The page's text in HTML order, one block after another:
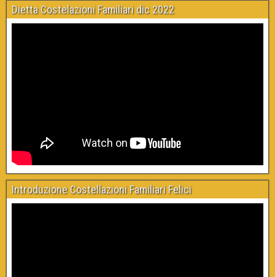
Dietta Costelazioni Familiari dic 2022
Introduzione Costellazioni Familiari Felici